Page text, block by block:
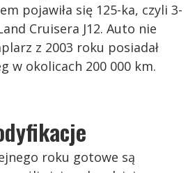
pojawiła się 125-ka, czyli 3-
Cruisera J12. Auto nie
z 2003 roku posiadał
w okolicach 200 000 km.
roku gotowe są